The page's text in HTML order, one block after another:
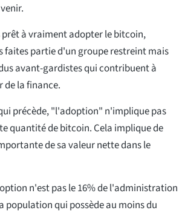
prêt à vraiment adopter le bitcoin,
faites partie d'un groupe restreint mais
avant-gardistes qui contribuent à
la finance.
précède, "l'adoption" n'implique pas
quantité de bitcoin. Cela implique de
de sa valeur nette dans le
n'est pas le 16% de l'administration
population qui possède au moins du